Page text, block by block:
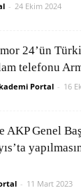
- 24 Ekim 2024
24’ün
telefonu
Portal - 16
AKP Genel
- 11 Mart 2023